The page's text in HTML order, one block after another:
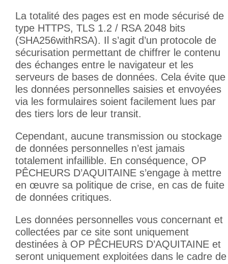
La totalité des pages est en mode sécurisé de
type HTTPS, TLS 1.2 / RSA 2048 bits
(SHA256withRSA). Il s’agit d’un protocole de
sécurisation permettant de chiffrer le contenu
des échanges entre le navigateur et les
serveurs de bases de données. Cela évite que
les données personnelles saisies et envoyées
via les formulaires soient facilement lues par
des tiers lors de leur transit.
Cependant, aucune transmission ou stockage
de données personnelles n’est jamais
totalement infaillible. En conséquence, OP
PÊCHEURS D’AQUITAINE s’engage à mettre
en œuvre sa politique de crise, en cas de fuite
de données critiques.
Les données personnelles vous concernant et
collectées par ce site sont uniquement
destinées à OP PÊCHEURS D’AQUITAINE et
seront uniquement exploitées dans le cadre de